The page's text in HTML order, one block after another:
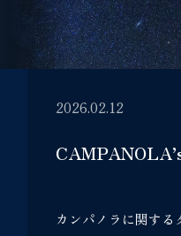
2026.02.12
カンパノラに関する